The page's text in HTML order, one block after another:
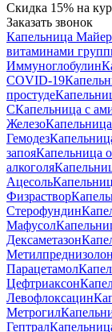
Скидка 15% на
Заказать звонок
Капельница
витаминами
Иммуноглобулин
COVID-19
простуде
CКапельница с
Железо
Гемодез
запояКапельница
алкоголя
Ацесоль
Физраствор
Стерофундин
Мафусол
Дексаметазон
Метилпреднизолон
Парацетамол
Цефтриаксон
Левофлоксацин
Метрогил
Гептрал